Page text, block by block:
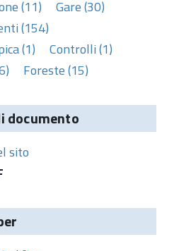
(11)
Gare (30)
(154)
(1)
Controlli (1)
Foreste (15)
documento
sito